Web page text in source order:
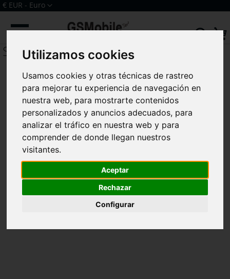
Utilizamos cookies
Usamos cookies y otras técnicas de rastreo
para mejorar tu experiencia de navegación en
nuestra web, para mostrarte contenidos
personalizados y anuncios adecuados, para
analizar el tráfico en nuestra web y para
comprender de donde llegan nuestros
visitantes.
Aceptar
Rechazar
Configurar
Ir
al
contenido
Moneda
€ EUR - Euro
Serie 6